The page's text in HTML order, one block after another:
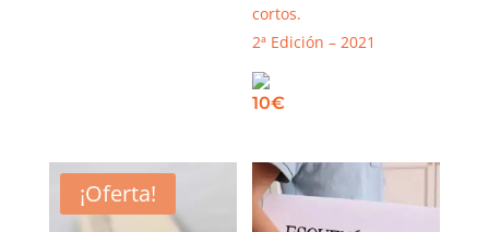
cortos.
2ª Edición – 2021
10€
¡Oferta!